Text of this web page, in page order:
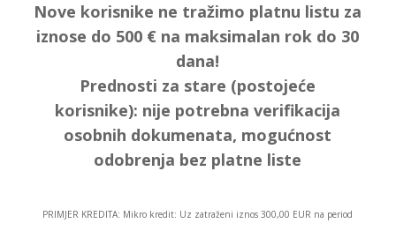
Nove korisnike ne tražimo platnu listu za
iznose do 500 € na maksimalan rok do 30
dana!
Prednosti za stare (postojeće
korisnike): nije potrebna verifikacija
osobnih dokumenata, mogućnost
odobrenja bez platne liste
PRIMJER KREDITA: Mikro kredit: Uz zatraženi iznos 300,00 EUR na period